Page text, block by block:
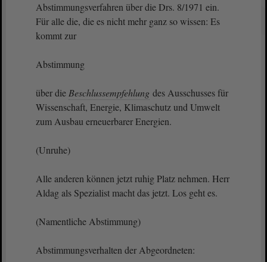
Abstimmungsverfahren über die Drs. 8/1971 ein.
Für alle die, die es nicht mehr ganz so wissen: Es
kommt zur
Abstimmung
über die Beschlussempfehlung des Ausschusses für
Wissenschaft, Energie, Klimaschutz und Umwelt
zum Ausbau erneuerbarer Energien.
(Unruhe)
Alle anderen können jetzt ruhig Platz nehmen. Herr
Aldag als Spezialist macht das jetzt. Los geht es.
(Namentliche Abstimmung)
Abstimmungsverhalten der Abgeordneten: